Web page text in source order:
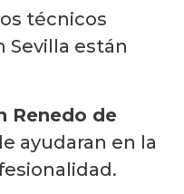
técnicos
Sevilla están
Renedo de
le ayudaran en la